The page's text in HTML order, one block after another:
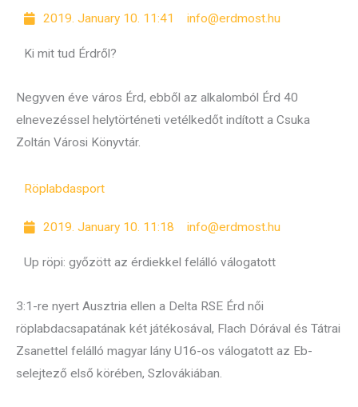
2019. January 10. 11:41 info@erdmost.hu
Ki mit tud Érdről?
Negyven éve város Érd, ebből az alkalomból Érd 40
elnevezéssel helytörténeti vetélkedőt indított a Csuka
Zoltán Városi Könyvtár.
Röplabdasport
2019. January 10. 11:18 info@erdmost.hu
Up röpi: győzött az érdiekkel felálló válogatott
3:1-re nyert Ausztria ellen a Delta RSE Érd női
röplabdacsapatának két játékosával, Flach Dórával és Tátrai
Zsanettel felálló magyar lány U16-os válogatott az Eb-
selejtező első körében, Szlovákiában.